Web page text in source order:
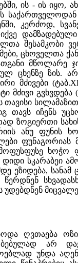
ის - ის იყო,
საქართველოდან
კერძოდ,
შესამკობი
ცხოველთა
მწოლარე
ცხენზე ზის.
მძივები
მძივი
თავისი
თავს იჩენს
ზოგიერთი
ანუ ფუნის
ხოჭო
დიდი სკარაბეი
ეზიდება, სანამ
წერდნენ
უდებდნენ
ღვთაება
არ
უნდა